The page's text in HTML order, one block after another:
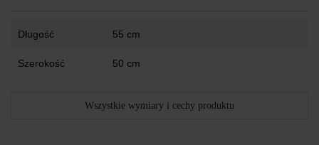
Długość 55 cm
Szerokość 50 cm
Wszystkie wymiary i cechy produktu